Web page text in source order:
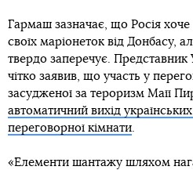
Гармаш зазначає, що Росія
своїх маріонеток від Донбасу,
твердо заперечує. Представник
чітко заявив, що участь у
засудженої за тероризм Маїї
автоматичний вихід
переговорної кімнати.
«Елементи шантажу шляхом